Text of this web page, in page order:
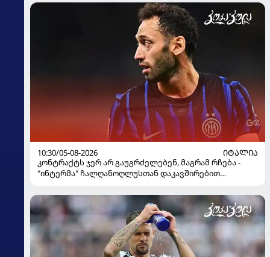
10:30/05-08-2026
ᲘᲢᲐᲚᲘᲐ
კონტრაქტს ჯერ არ გაუგრძელებენ, მაგრამ რჩება -
"ინტერმა" ჩალღანოღლუსთან დაკავშირებით